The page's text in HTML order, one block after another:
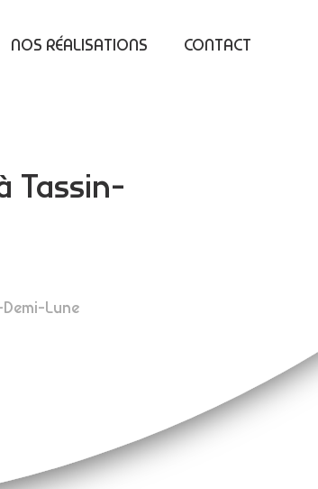
NOS RÉALISATIONS CONTACT
Tassin-
Lune